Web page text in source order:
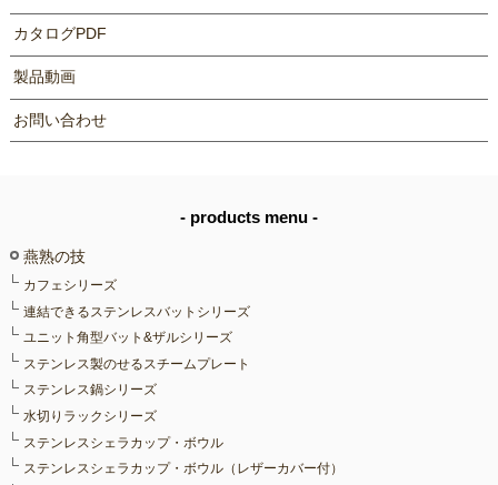
カタログPDF
製品動画
お問い合わせ
- products menu -
燕熟の技
カフェシリーズ
連結できるステンレスバットシリーズ
ユニット角型バット&ザルシリーズ
ステンレス製のせるスチームプレート
ステンレス鍋シリーズ
水切りラックシリーズ
ステンレスシェラカップ・ボウル
ステンレスシェラカップ・ボウル（レザーカバー付）